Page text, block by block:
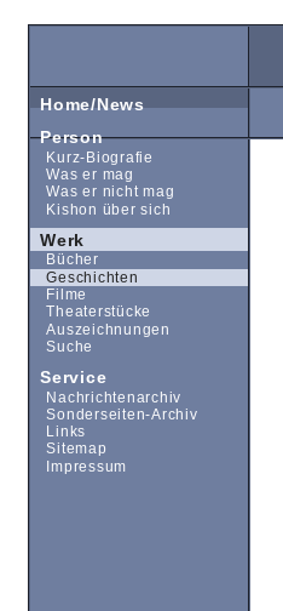
Home/News
Person
Kurz-Biografie
Was er mag
Was er nicht mag
Kishon über sich
Werk
Bücher
Geschichten
Filme
Theaterstücke
Auszeichnungen
Suche
Service
Nachrichtenarchiv
Sonderseiten-Archiv
Links
Sitemap
Impressum